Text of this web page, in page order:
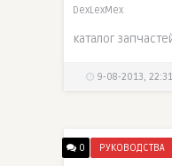
DexLexMex
9-08-2013, 22:31
0 РУКОВОДСТВА